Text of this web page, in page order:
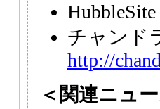
HubbleSite
チャンド
http://
＜関連ニュ